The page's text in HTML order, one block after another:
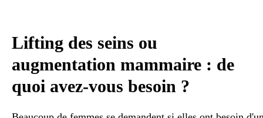
Lifting des seins ou
augmentation mammaire : de
quoi avez-vous besoin ?